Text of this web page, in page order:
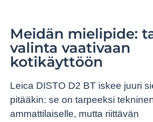
Meidän mielipide:
valinta vaativaan
kotikäyttöön
Leica DISTO D2 BT iskee juuri
pitääkin: se on tarpeeksi
ammattilaiselle, mutta riittävän